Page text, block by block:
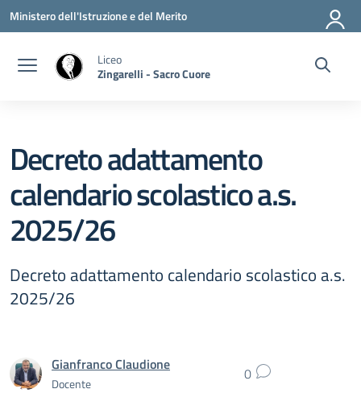
Vai ai contenuti
Vai al menu di navigazione
Vai al footer
Ministero dell'Istruzione e del Merito
Liceo
Zingarelli - Sacro Cuore
Decreto adattamento
calendario scolastico a.s.
2025/26
Decreto adattamento calendario scolastico a.s.
2025/26
Gianfranco Claudione
Docente 0